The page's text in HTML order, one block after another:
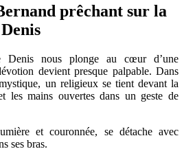
prêchant sur la
Denis nous plonge au cœur d’une
devient presque palpable. Dans
un religieux se tient devant la
les mains ouvertes dans un geste de
et couronnée, se détache avec
ses bras.